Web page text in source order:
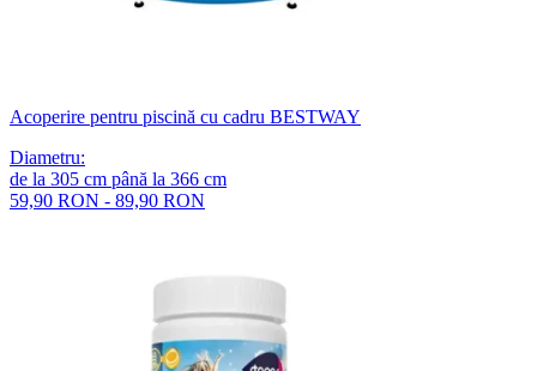
Acoperire pentru piscină cu cadru BESTWAY
Diametru:
de la 305 cm până la 366 cm
59,90 RON - 89,90 RON